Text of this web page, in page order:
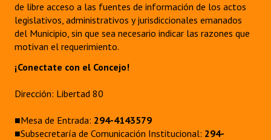
de libre acceso a las fuentes de información de los actos
legislativos, administrativos y jurisdiccionales emanados
del Municipio, sin que sea necesario indicar las razones que
motivan el requerimiento.
¡Conectate con el Concejo!
Dirección: Libertad 80
■Mesa de Entrada: 294-4143579
■Subsecretaría de Comunicación Institucional: 294-